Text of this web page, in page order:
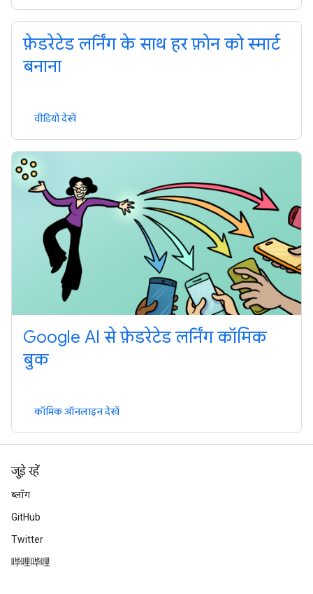
फ़ेडरेटेड लर्निंग के साथ हर फ़ोन को स्मार्ट
बनाना
वीडियो देखें
Google AI से फ़ेडरेटेड लर्निंग कॉमिक
बुक
कॉमिक ऑनलाइन देखें
जुड़े रहें
ब्लॉग
GitHub
Twitter
哔哩哔哩